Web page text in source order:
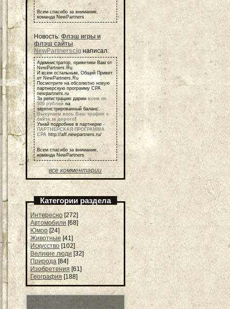
Всем спасибо за внимание,
команда NewPartners
Новость: Флэш игры и
флэш сайты
NewPartnerscigнаписал:
Администратор, приветики Вам от
NewPartners.Ru
И всем остальным, Общий Привет
от NewPartners.Ru
Посмотрите на обсолютно новую
партнерскую программу СРА
newpartners.ru
За регистрацию дарим всем по
500 рублей на
зарегистрированный баланс.
Выкупаем весь Ваш трафик с
сайта за дорого!
Узнай подробнее в партнерке -
ПАРТНЕРСКАЯ ПРОГРАММА
СРА http://aff.newpartners.ru/
Всем спасибо за внимание,
команда NewPartners
все комментарии
Категории раздела
Интересно [272]
Автомобили [68]
Юмор [24]
Животные [41]
Искусство [102]
Великие люди [32]
Природа [84]
Изобретения [61]
География [188]